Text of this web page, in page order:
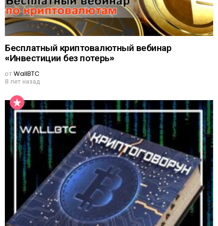
Бесплатный криптовалютный вебинар
«Инвестиции без потерь»
отWallBTC
8 лет назад